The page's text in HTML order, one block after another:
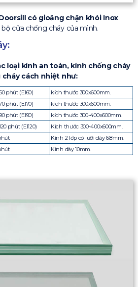
có gioăng chặn khói Inox
cửa chống cháy của mình.
loại kính an toàn, kính chống cháy
cách nhiệt như:
phút (EI60)
kích thước 300x600mm.
phút (EI70)
kích thước 300x600mm.
phút (EI90)
kích thước 300-400x600mm.
phút (EI120)
Kích thước 300-400x600mm.
Kính 2 lớp có lưới dày 6.8mm.
Kính dày 10mm.